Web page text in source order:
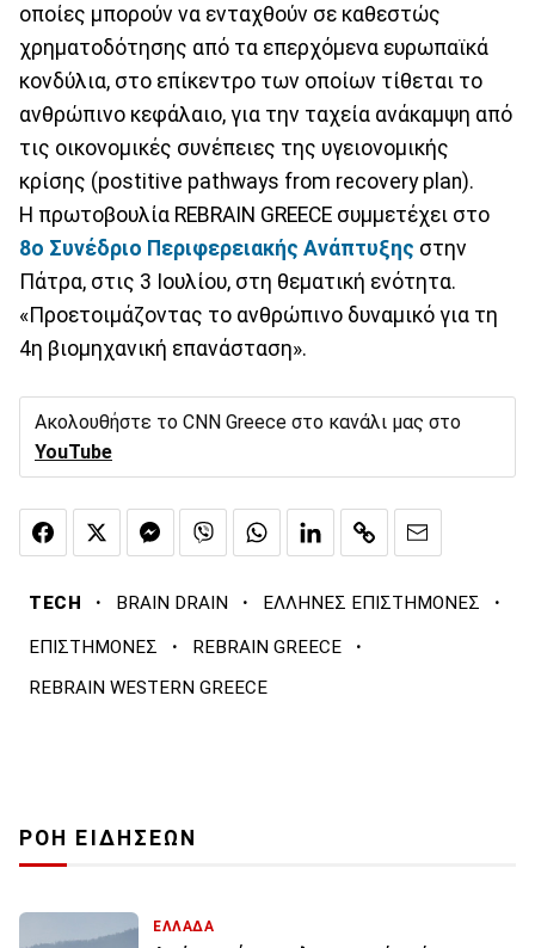
οποίες μπορούν να ενταχθούν σε καθεστώς
χρηματοδότησης από τα επερχόμενα ευρωπαϊκά
κονδύλια, στο επίκεντρο των οποίων τίθεται το
ανθρώπινο κεφάλαιο, για την ταχεία ανάκαμψη από
τις οικονομικές συνέπειες της υγειονομικής
κρίσης (postitive pathways from recovery plan).
Η πρωτοβουλία REBRAIN GREECE συμμετέχει στο
8ο Συνέδριο Περιφερειακής Ανάπτυξης στην
Πάτρα, στις 3 Ιουλίου, στη θεματική ενότητα.
«Προετοιμάζοντας το ανθρώπινο δυναμικό για τη
4η βιομηχανική επανάσταση».
Ακολουθήστε το CNN Greece στο κανάλι μας στο
YouTube
TECH · BRAIN DRAIN · ΕΛΛΗΝΕΣ ΕΠΙΣΤΗΜΟΝΕΣ ·
ΕΠΙΣΤΗΜΟΝΕΣ · REBRAIN GREECE ·
REBRAIN WESTERN GREECE
ΡΟΗ ΕΙΔΗΣΕΩΝ
ΕΛΛΑΔΑ